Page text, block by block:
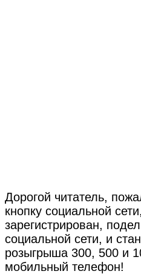
Дорогой читатель,
кнопку социальной
зарегистрирован,
социальной сети, и
розыгрыша 300, 500 и
мобильный телефон!